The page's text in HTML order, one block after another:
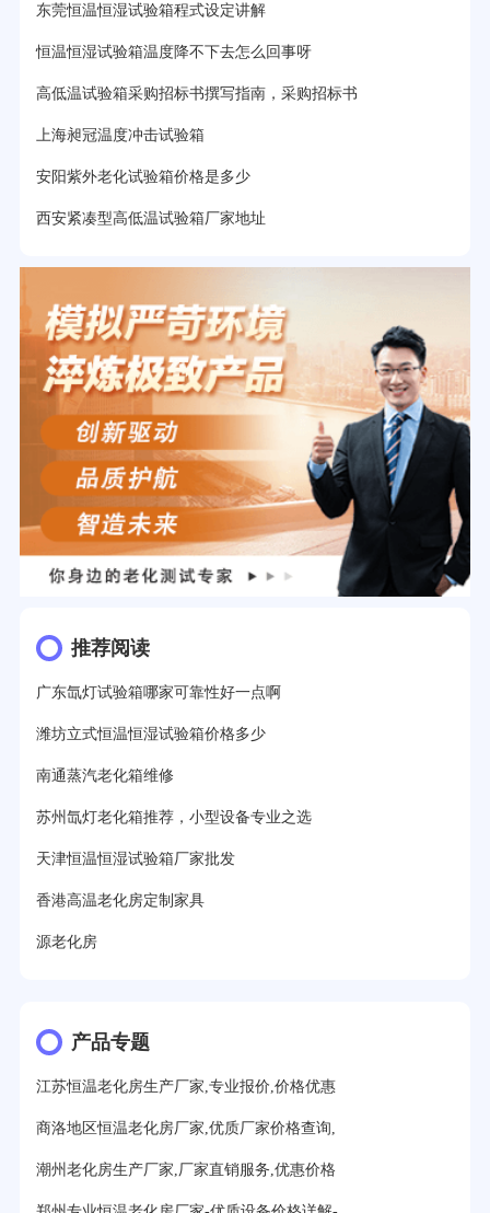
东莞恒温恒湿试验箱程式设定讲解
恒温恒湿试验箱温度降不下去怎么回事呀
高低温试验箱采购招标书撰写指南，采购招标书
上海昶冠温度冲击试验箱
安阳紫外老化试验箱价格是多少
西安紧凑型高低温试验箱厂家地址
推荐阅读
广东氙灯试验箱哪家可靠性好一点啊
潍坊立式恒温恒湿试验箱价格多少
南通蒸汽老化箱维修
苏州氙灯老化箱推荐，小型设备专业之选
天津恒温恒湿试验箱厂家批发
香港高温老化房定制家具
源老化房
产品专题
江苏恒温老化房生产厂家,专业报价,价格优惠
商洛地区恒温老化房厂家,优质厂家价格查询,
潮州老化房生产厂家,厂家直销服务,优惠价格